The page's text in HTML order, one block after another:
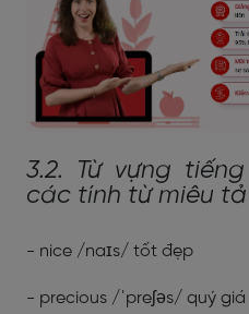
3.2. Từ vựng
các tính từ miêu tả
- nice /naɪs/ tốt đẹp
- precious /ˈpreʃəs/ quý giá